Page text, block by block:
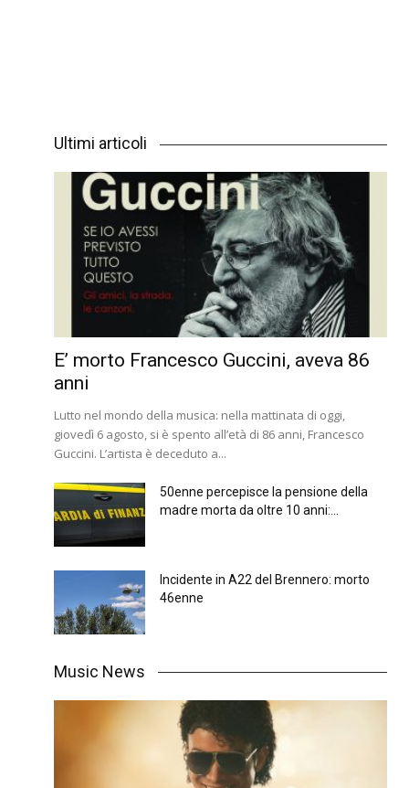
Ultimi articoli
E’ morto Francesco Guccini, aveva 86
anni
Lutto nel mondo della musica: nella mattinata di oggi,
giovedì 6 agosto, si è spento all’età di 86 anni, Francesco
Guccini. L’artista è deceduto a...
50enne percepisce la pensione della
madre morta da oltre 10 anni:...
Incidente in A22 del Brennero: morto
46enne
Music News